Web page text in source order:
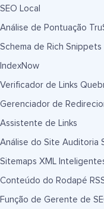
SEO Local
Análise de Pontuação
Schema de Rich Snippets
IndexNow
Verificador de Links
Gerenciador de
Assistente de Links
Análise do Site Auditoria
Sitemaps XML
Conteúdo do Rodapé
Função de Gerente de